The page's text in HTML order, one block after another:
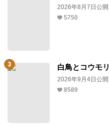
2026年8月7日公開
5750
白鳥とコウモリ
2026年9月4日公開
8589